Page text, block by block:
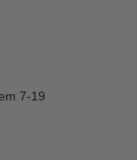
7-19